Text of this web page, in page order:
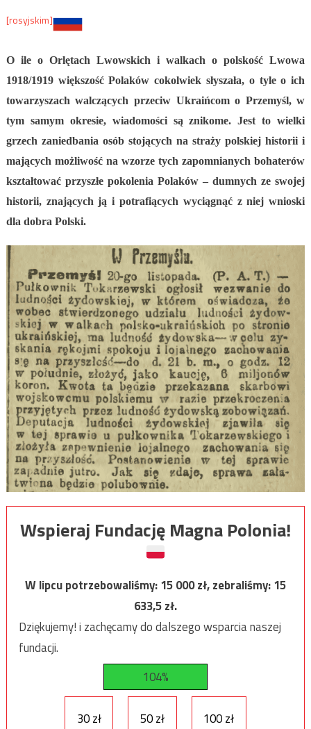
[rosyjskim]
O ile o Orlętach Lwowskich i walkach o polskość Lwowa
1918/1919 większość Polaków cokolwiek słyszała, o tyle o ich
towarzyszach walczących przeciw Ukraińcom o Przemyśl, w
tym samym okresie, wiadomości są znikome. Jest to wielki
grzech zaniedbania osób stojących na straży polskiej historii i
mających możliwość na wzorze tych zapomnianych bohaterów
kształtować przyszłe pokolenia Polaków – dumnych ze swojej
historii, znających ją i potrafiących wyciągnąć z niej wnioski
dla dobra Polski.
Wspieraj Fundację Magna Polonia!
W lipcu potrzebowaliśmy:15 000zł, zebraliśmy:15
633,5zł.
Dziękujemy! i zachęcamy do dalszego wsparcia naszej
fundacji.
104%
30 zł 50 zł 100 zł